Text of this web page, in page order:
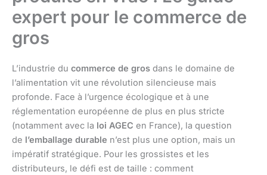
expert pour le commerce de
gros
L’industrie du commerce de gros dans le domaine de
l’alimentation vit une révolution silencieuse mais
profonde. Face à l’urgence écologique et à une
réglementation européenne de plus en plus stricte
(notamment avec la loi AGEC en France), la question
de l’emballage durable n’est plus une option, mais un
impératif stratégique. Pour les grossistes et les
distributeurs, le défi est de taille : comment